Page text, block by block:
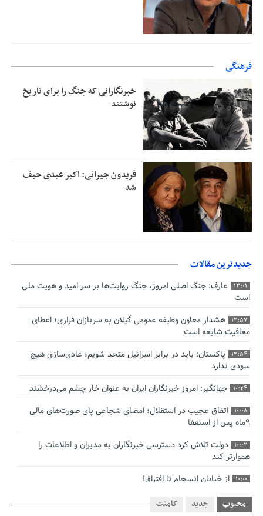
فرهنگی
خبرنگارانی که جنگ را برای تاریخ
نوشتند
فریدون جیرانی: اکبر عبدی حیف
شد
جدیدترین مقالات
13:01
عارف: جنگ اصلی امروز، جنگ روایت‌ها بر سر امید و هویت ملی
است
12:57
هشدار معاون وظیفه عمومی گیلان به سربازان فراری؛ اعطای
معافیت شایعه است
12:54
پاکستان: باید در برابر اسرائیل متحد شویم؛ عادی‌سازی هیچ
سودی ندارد
10:24 جهانگیر: امروز خبرنگاران ایران به عنوان خار چشم می‌درخشند
10:08
اتفاق عجیب در استقلال؛ امضای شجاعی پای صورت‌های مالی
٩ماه پس از استعفا
10:02
دولت تلاش کرد دسترسی خبرنگاران به مدیران و اطلاعات را
هموارتر کند
10:00 از خیابان انسجام تا افتراق!
9:48
چالش نظارت بر درمانگران اینستاگرامی/ نسخه وزارت بهداشت
برای جلوگیری از فعالیت پزشک‌نماها
محبوب جدید کامنت